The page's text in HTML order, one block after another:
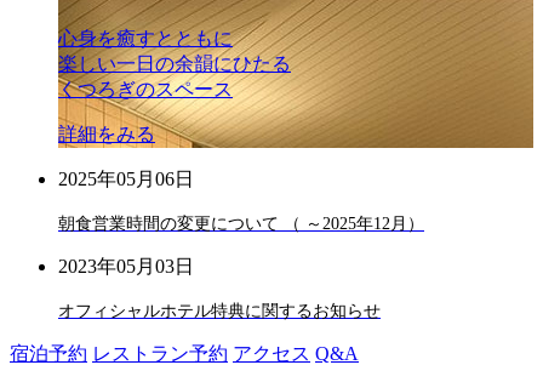
心身を癒すとともに
楽しい一日の余韻にひたる
くつろぎのスペース
詳細をみる
2025年05月06日
朝食営業時間の変更について （ ～2025年12月）
2023年05月03日
オフィシャルホテル特典に関するお知らせ
宿泊予約 レストラン予約 アクセス Q&A